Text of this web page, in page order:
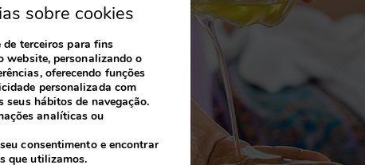
sobre cookies
terceiros para fins
website, personalizando o
oferecendo funções
personalizada com
hábitos de navegação.
analíticas ou
consentimento e encontrar
que utilizamos.